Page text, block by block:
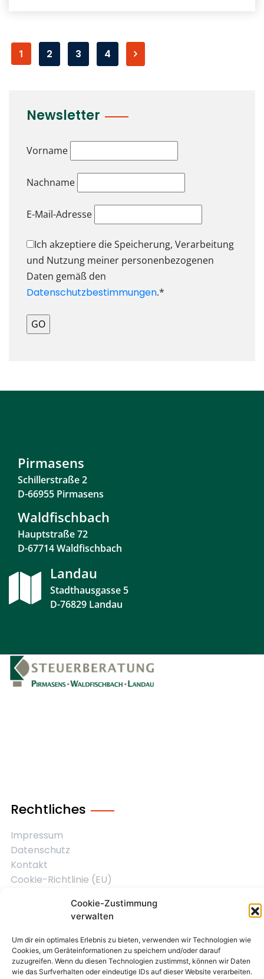
Cookie-Zustimmung
verwalten
Um dir ein optimales Erlebnis zu bieten, verwenden wir Technologien wie
Cookies, um Geräteinformationen zu speichern und/oder darauf
zuzugreifen. Wenn du diesen Technologien zustimmst, können wir Daten
wie das Surfverhalten oder eindeutige IDs auf dieser Website verarbeiten.
1 2 3 4
Newsletter
Vorname
Nachname
E-Mail-Adresse
Ich akzeptiere die Speicherung, Verarbeitung
und Nutzung meiner personenbezogenen
Daten gemäß den
Datenschutzbestimmungen.*
Pirmasens
Schillerstraße 2
D-66955 Pirmasens
Waldfischbach
Hauptstraße 72
D-67714 Waldfischbach
Landau
Stadthausgasse 5
D-76829 Landau
Rechtliches
Impressum
Datenschutz
Kontakt
Cookie-Richtlinie (EU)
2026 © All rights reserved. Powered by zweigelb